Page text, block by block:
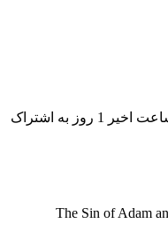
با توجه به مشکل دانلود طی 24 ساعت اخیر 1 روز به اشتراک